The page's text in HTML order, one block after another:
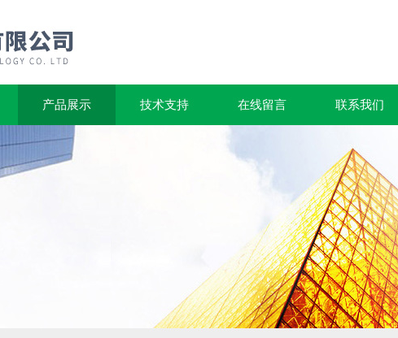
产品展示 技术支持 在线留言 联系我们